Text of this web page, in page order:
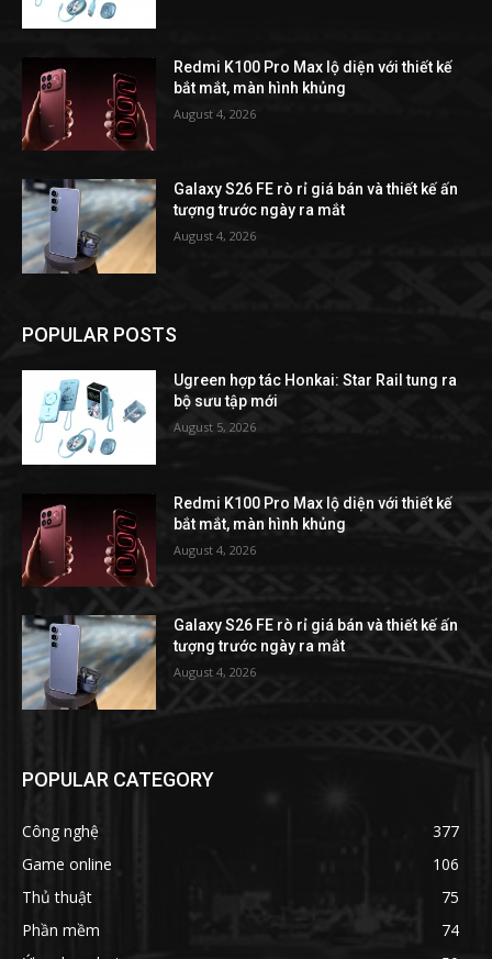
Redmi K100 Pro Max lộ diện với thiết kế
bắt mắt, màn hình khủng
August 4, 2026
Galaxy S26 FE rò rỉ giá bán và thiết kế ấn
tượng trước ngày ra mắt
August 4, 2026
POPULAR POSTS
Ugreen hợp tác Honkai: Star Rail tung ra
bộ sưu tập mới
August 5, 2026
Redmi K100 Pro Max lộ diện với thiết kế
bắt mắt, màn hình khủng
August 4, 2026
Galaxy S26 FE rò rỉ giá bán và thiết kế ấn
tượng trước ngày ra mắt
August 4, 2026
POPULAR CATEGORY
Công nghệ
377
Game online
106
Thủ thuật
75
Phần mềm
74